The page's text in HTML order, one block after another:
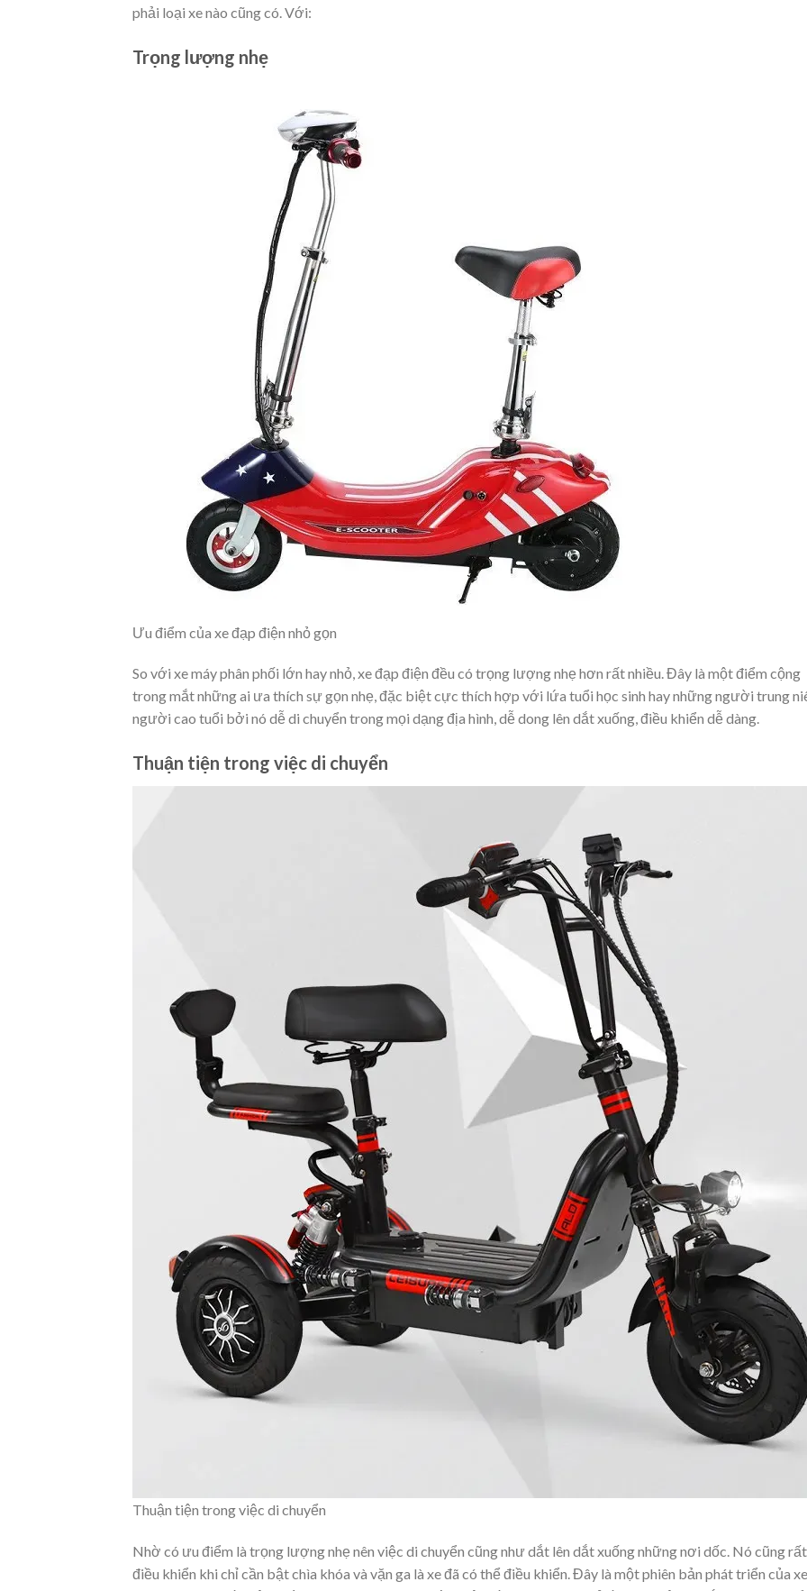
phải loại xe nào cũng có. Với:
Trọng lượng nhẹ
Ưu điểm của xe đạp điện nhỏ gọn
So với xe máy phân phối lớn hay nhỏ, xe đạp điện đều có trọng lượng nhẹ hơn rất nhiều. Đây là một điểm cộng
trong mắt những ai ưa thích sự gọn nhẹ, đặc biệt cực thích hợp với lứa tuổi học sinh hay những người trung
người cao tuổi bởi nó dễ di chuyển trong mọi dạng địa hình, dễ dong lên dắt xuống, điều khiển dễ dàng.
Thuận tiện trong việc di chuyển
Thuận tiện trong việc di chuyển
Nhờ có ưu điểm là trọng lượng nhẹ nên việc di chuyển cũng như dắt lên dắt xuống những nơi dốc. Nó cũng
điều khiển khi chỉ cần bật chìa khóa và vặn ga là xe đã có thể điều khiển. Đây là một phiên bản phát triển của xe